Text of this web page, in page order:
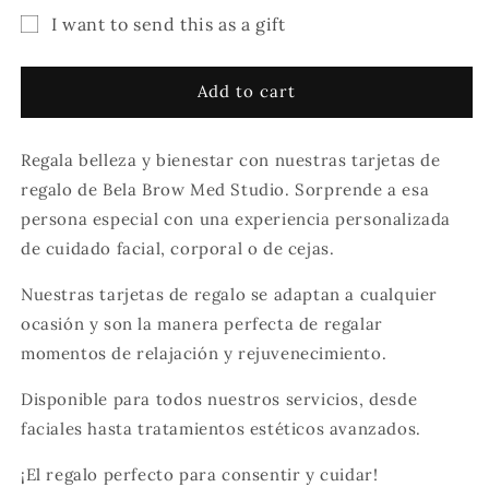
Bela
Gift
Card
Bela
Studio
Gift
Card
I want to send this as a gift
collapsed
Add to cart
Regala belleza y bienestar con nuestras tarjetas de
regalo de Bela Brow Med Studio. Sorprende a esa
persona especial con una experiencia personalizada
de cuidado facial, corporal o de cejas.
Nuestras tarjetas de regalo se adaptan a cualquier
ocasión y son la manera perfecta de regalar
momentos de relajación y rejuvenecimiento.
Disponible para todos nuestros servicios, desde
faciales hasta tratamientos estéticos avanzados.
¡El regalo perfecto para consentir y cuidar!